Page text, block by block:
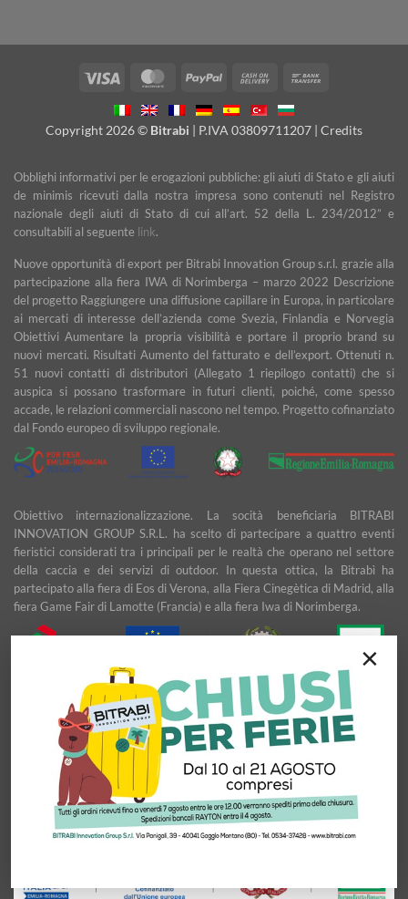
Visa MasterCardPayPal
Cash
Delivery
Copyright 2026 © Bitrabi | P.IVA 03809711207 | Credits
×
Obblighi informativi per le erogazioni pubbliche: gli aiuti di Stato e gli aiuti
de minimis ricevuti dalla nostra impresa sono contenuti nel Registro
nazionale degli aiuti di Stato di cui all’art. 52 della L. 234/2012” e
consultabili al seguente link.
Nuove opportunità di export per Bitrabi Innovation Group s.r.l. grazie alla
partecipazione alla fiera IWA di Norimberga – marzo 2022 Descrizione
del progetto Raggiungere una diffusione capillare in Europa, in particolare
ai mercati di interesse dell’azienda come Svezia, Finlandia e Norvegia
Obiettivi Aumentare la propria visibilità e portare il proprio brand su
nuovi mercati. Risultati Aumento del fatturato e dell’export. Ottenuti n.
51 nuovi contatti di distributori (Allegato 1 riepilogo contatti) che si
auspica si possano trasformare in futuri clienti, poiché, come spesso
accade, le relazioni commerciali nascono nel tempo. Progetto cofinanziato
dal Fondo europeo di sviluppo regionale.
Obiettivo internazionalizzazione. La socità beneficiaria BITRABI
INNOVATION GROUP S.R.L. ha scelto di partecipare a quattro eventi
fieristici considerati tra i principali per le realtà che operano nel settore
della caccia e dei servizi di outdoor. In questa ottica, la Bitrabì ha
partecipato alla fiera di Eos di Verona, alla Fiera Cinegètica di Madrid, alla
fiera Game Fair di Lamotte (Francia) e alla fiera Iwa di Norimberga.
Sicurezza e sostenibilità nell'outdoor: BITRABI alla conquista dei mercati
esteri di Turchia e Bulgaria. La consulenza per l’ideazione di un piano
marketing e la presenza di un Temporary Export Management
affiancheranno l’Azienda nel definire ed attuare una strategia di
espansione commerciale nei mercati Turco e Bulgaro, con l’obiettivo di
garantire uno sviluppo stabile e duraturo.